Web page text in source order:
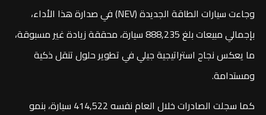
وجاءت سيارات الطاقة الجديدة (NEV) في صدارة هذا الأداء،
بإجمالي مبيعات بلغ 888,235 سيارة، محققة زيادة غير مسبوقة،
ما يعكس نجاح استراتيجية جيلي في تطوير حلول تنقل ذكية
ومستدامة.
كما سجلت الصادرات خلال العام نفسه 414,522 سيارة، بنمو